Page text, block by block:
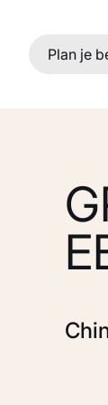
Ga
Plan je